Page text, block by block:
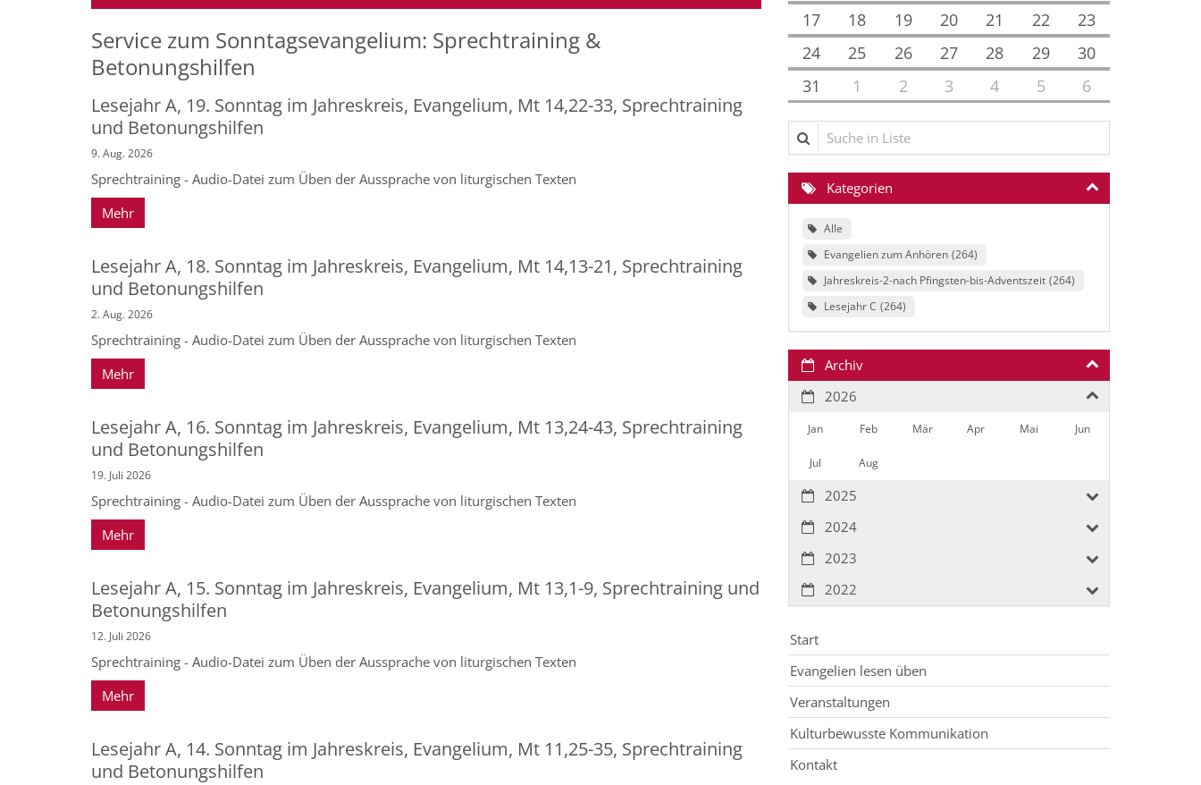
Service zum Sonntagsevangelium: Sprechtraining &
Betonungshilfen
Lesejahr A, 19. Sonntag im Jahreskreis, Evangelium, Mt 14,22-33, Sprechtraining
und Betonungshilfen
9. Aug. 2026
Sprechtraining - Audio-Datei zum Üben der Aussprache von liturgischen Texten
Mehr
Lesejahr A, 18. Sonntag im Jahreskreis, Evangelium, Mt 14,13-21, Sprechtraining
und Betonungshilfen
2. Aug. 2026
Sprechtraining - Audio-Datei zum Üben der Aussprache von liturgischen Texten
Mehr
Lesejahr A, 16. Sonntag im Jahreskreis, Evangelium, Mt 13,24-43, Sprechtraining
und Betonungshilfen
19. Juli 2026
Sprechtraining - Audio-Datei zum Üben der Aussprache von liturgischen Texten
Mehr
Lesejahr A, 15. Sonntag im Jahreskreis, Evangelium, Mt 13,1-9, Sprechtraining und
Betonungshilfen
12. Juli 2026
Sprechtraining - Audio-Datei zum Üben der Aussprache von liturgischen Texten
Mehr
Lesejahr A, 14. Sonntag im Jahreskreis, Evangelium, Mt 11,25-35, Sprechtraining
und Betonungshilfen
17
18 19 20 21 22
23
24
25 26 27 28 29
30
31
1 2 3 4 5 6
Suche in Liste
Kategorien
Alle
Evangelien zum Anhören 264
Jahreskreis-2-nach Pfingsten-bis-Adventszeit 264
Lesejahr C 264
Archiv
2026
Jan Feb Mär Apr Mai Jun
Jul Aug
2025
2024
2023
2022
Start
Evangelien lesen üben
Veranstaltungen
Kulturbewusste Kommunikation
Kontakt